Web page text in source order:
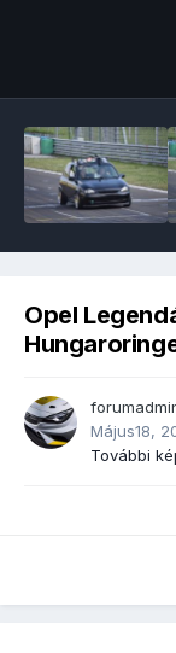
Opel
Május18,
További